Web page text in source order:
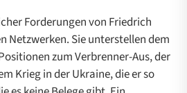
Forderungen von Friedrich
Netzwerken. Sie unterstellen dem
zum Verbrenner-Aus, der
Krieg in der Ukraine, die er so